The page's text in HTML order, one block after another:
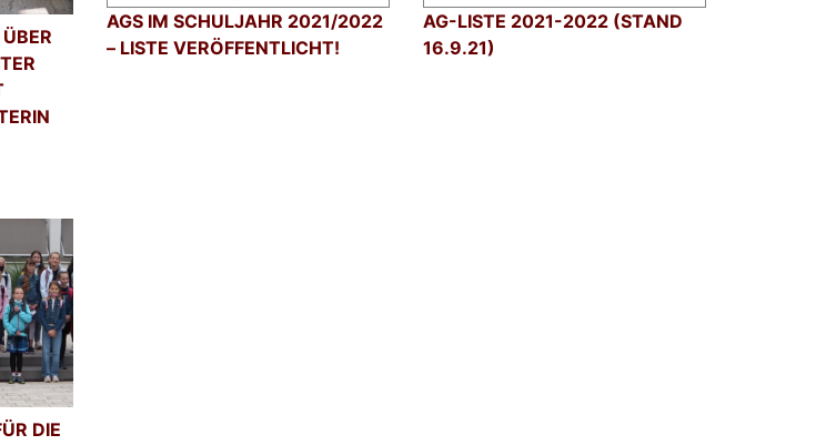
AGS IM SCHULJAHR 2021/2022
– LISTE VERÖFFENTLICHT!
AG-LISTE 2021-2022 (STAND
16.9.21)
DIE